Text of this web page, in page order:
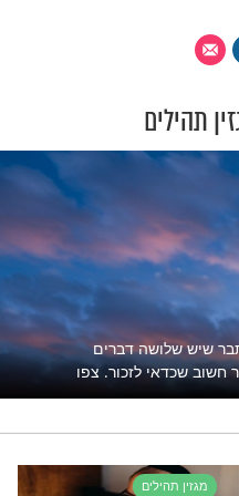
הביע תקווה
לקחים. הבן
דבר טוב שעושה
האיש הזה, אבא שלי
השבור של המדינה
ממכונות
שהם לא מתים
שלו עליי,